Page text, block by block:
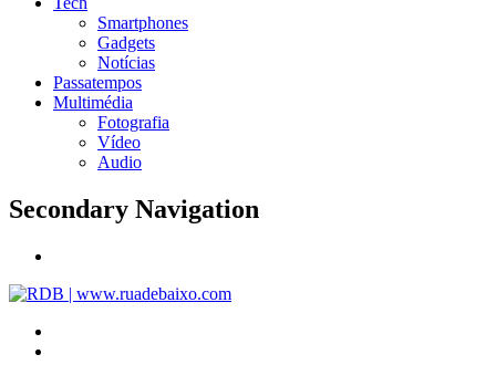
Smartphones
Gadgets
Notícias
Passatempos
Multimédia
Fotografia
Vídeo
Audio
Secondary Navigation